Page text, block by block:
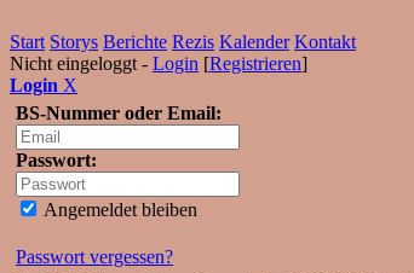
Start Storys Berichte Rezis Kalender Kontakt
Nicht eingeloggt - Login [Registrieren]
Login X
BS-Nummer oder Email:
Passwort:
Angemeldet bleiben
Passwort vergessen?